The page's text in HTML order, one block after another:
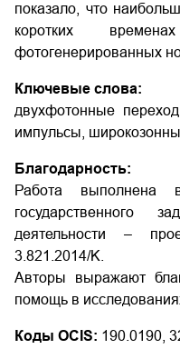
показало, что
коротких
фотогенерированных
Ключевые слова:
двухфотонные
импульсы,
Благодарность:
Работа выполнена
государственного
деятельности –
3.821.2014/K.
Авторы выражают
помощь в
Коды OCIS: 190.0190,